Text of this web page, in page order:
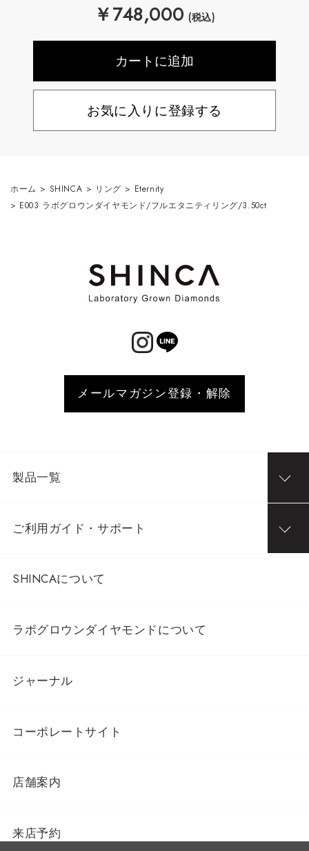
￥748,000 (税込)
お気に入りに登録する
ホーム > SHINCA > リング > Eternity
> E003 ラボグロウンダイヤモンド/フルエタニティリング/3.50ct
メールマガジン登録・解除
製品一覧
ご利用ガイド・サポート
SHINCAについて
ラボグロウンダイヤモンドについて
ジャーナル
コーポレートサイト
店舗案内
来店予約